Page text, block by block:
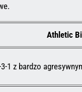
Athletic
1 z bardzo